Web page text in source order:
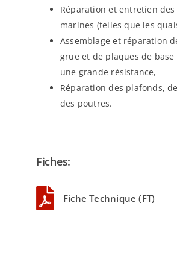
Réparation et entretien
marines (telles que les
Assemblage et réparation
grue et de plaques de
une grande résistance,
Réparation des plafonds,
des poutres.
Fiches:
Fiche Technique (FT)